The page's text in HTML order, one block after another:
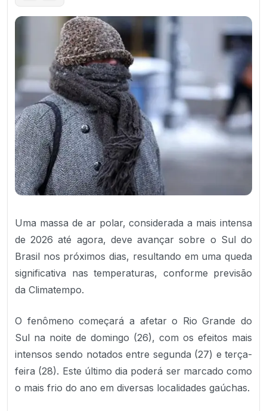
Uma massa de ar polar, considerada a mais intensa
de 2026 até agora, deve avançar sobre o Sul do
Brasil nos próximos dias, resultando em uma queda
significativa nas temperaturas, conforme previsão
da Climatempo.
O fenômeno começará a afetar o Rio Grande do
Sul na noite de domingo (26), com os efeitos mais
intensos sendo notados entre segunda (27) e terça-
feira (28). Este último dia poderá ser marcado como
o mais frio do ano em diversas localidades gaúchas.